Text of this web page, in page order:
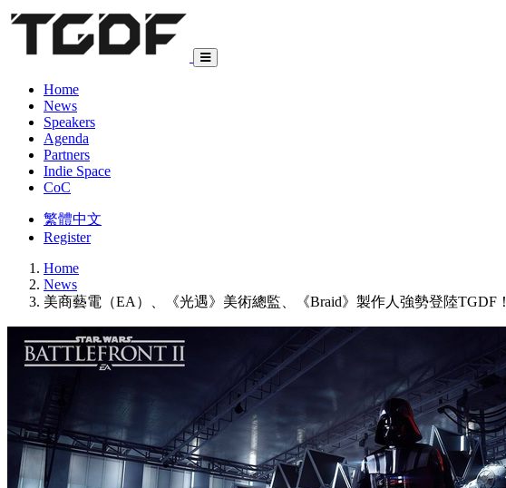
Home
News
Speakers
Agenda
Partners
Indie Space
CoC
繁體中文
Register
Home
News
美商藝電（EA）、《光遇》美術總監、《Braid》製作人強勢登陸TGDF！